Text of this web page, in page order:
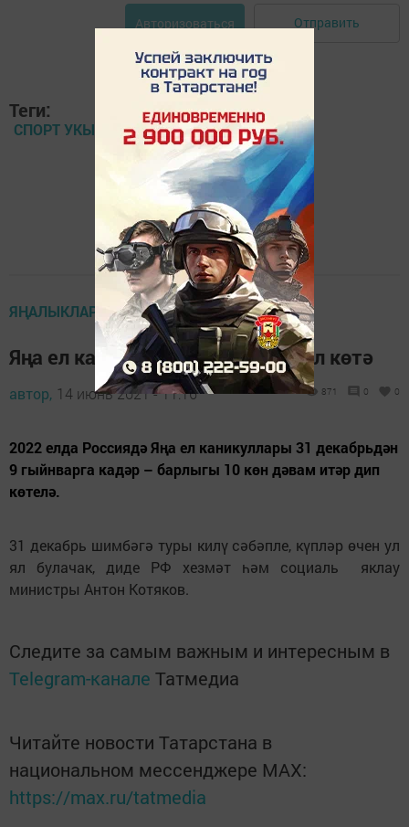
Авторизоваться Отправить
Теги:
СПОРТ УКЫТУЧЫ ТРЕНЕР
ЯҢАЛЫКЛАР ТАСМАСЫ
Яңа ел каникулларында 10 көн ял көтә
автор, 14 июнь 2021 - 11:16 871 0 0
2022 елда Россиядә Яңа ел каникуллары 31 декабрьдән
9 гыйнварга кадәр – барлыгы 10 көн дәвам итәр дип
көтелә.
31 декабрь шимбәгә туры килү сәбәпле, күпләр өчен ул
ял булачак, диде РФ хезмәт һәм социаль яклау
министры Антон Котяков.
Следите за самым важным и интересным в
Telegram-канале Татмедиа
Читайте новости Татарстана в
национальном мессенджере MАХ:
https://max.ru/tatmedia